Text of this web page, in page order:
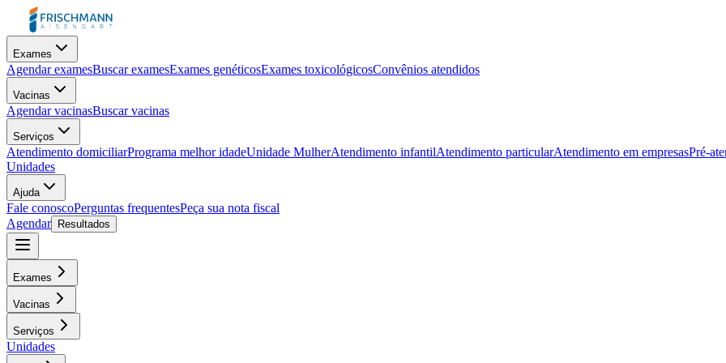
Exames
Agendar examesBuscar examesExames genéticosExames toxicológicosConvênios atendidos
Vacinas
Agendar vacinasBuscar vacinas
Serviços
Atendimento domiciliarPrograma melhor idadeUnidade MulherAtendimento infantilAtendimento particularAtendimento em empresasPré-
Unidades
Ajuda
Fale conoscoPerguntas frequentesPeça sua nota fiscal
Agendar
Resultados
Exames
Vacinas
Serviços
Unidades